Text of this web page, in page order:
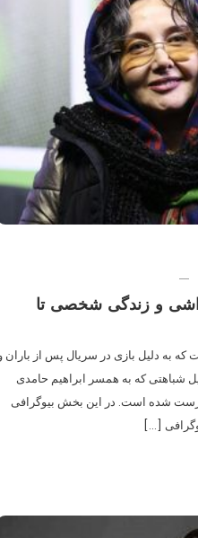
و زندگی شخصی تا
که به دلیل بازی در سریال پس از باران
شباهتی که به همسر ابراهیم حامدی
درست شده است. در این بخش بیوگرافی
[…]